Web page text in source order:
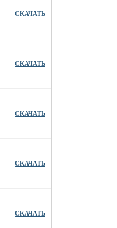
СКАЧАТЬ
СКАЧАТЬ
СКАЧАТЬ
СКАЧАТЬ
СКАЧАТЬ